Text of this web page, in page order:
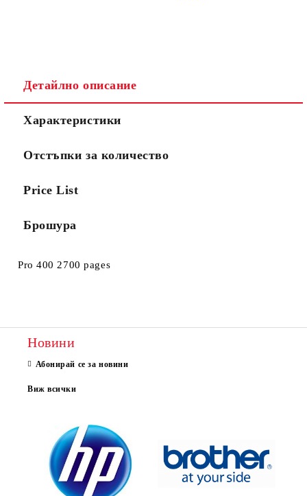
Детайлно описание
Характеристики
Отстъпки за количество
Price List
Брошура
Pro 400 2700 pages
Новини
Абонирай се за новини
Виж всички